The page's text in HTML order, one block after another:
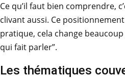
Ce qu’il faut bien comprendre,
clivant aussi. Ce
pratique, cela change
qui fait parler”.
Les thématiques